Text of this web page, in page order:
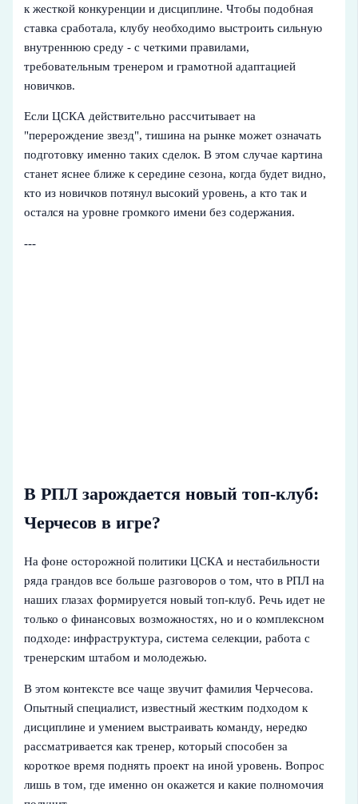
к жесткой конкуренции и дисциплине. Чтобы подобная
ставка сработала, клубу необходимо выстроить сильную
внутреннюю среду - с четкими правилами,
требовательным тренером и грамотной адаптацией
новичков.
Если ЦСКА действительно рассчитывает на
"перерождение звезд", тишина на рынке может означать
подготовку именно таких сделок. В этом случае картина
станет яснее ближе к середине сезона, когда будет видно,
кто из новичков потянул высокий уровень, а кто так и
остался на уровне громкого имени без содержания.
---
В РПЛ зарождается новый топ-клуб:
Черчесов в игре?
На фоне осторожной политики ЦСКА и нестабильности
ряда грандов все больше разговоров о том, что в РПЛ на
наших глазах формируется новый топ-клуб. Речь идет не
только о финансовых возможностях, но и о комплексном
подходе: инфраструктура, система селекции, работа с
тренерским штабом и молодежью.
В этом контексте все чаще звучит фамилия Черчесова.
Опытный специалист, известный жестким подходом к
дисциплине и умением выстраивать команду, нередко
рассматривается как тренер, который способен за
короткое время поднять проект на иной уровень. Вопрос
лишь в том, где именно он окажется и какие полномочия